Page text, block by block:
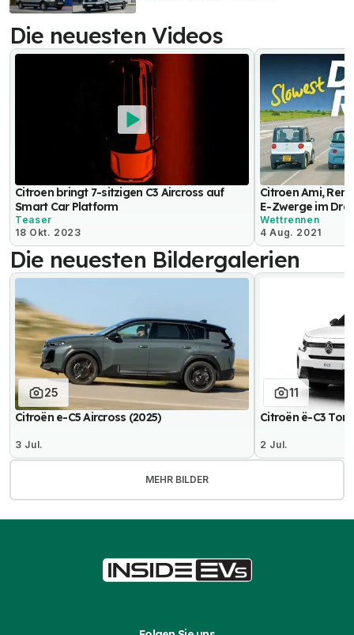
Die neuesten Videos
Citroen bringt 7-sitzigen C3 Aircross auf
Smart Car Platform
Teaser
18 Okt. 2023
Citroen Ami,
E-Zwerge im
Wettrennen
4 Aug. 2021
Die neuesten Bildergalerien
25
Citroën e-C5 Aircross (2025)
3 Jul.
11
Citroën ë-C3
2 Jul.
MEHR BILDER